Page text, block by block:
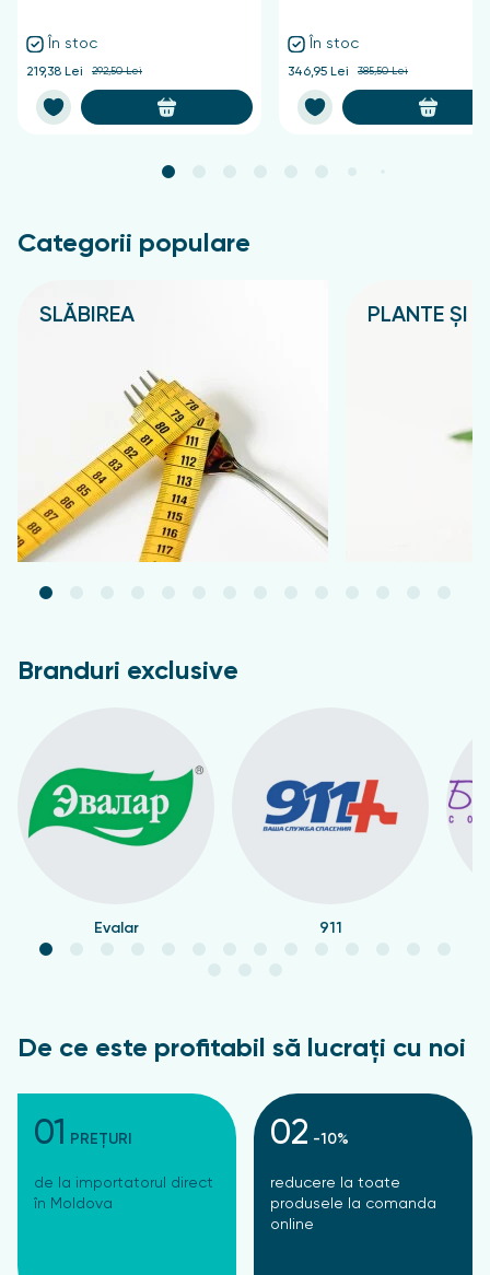
În stoc
219,38 Lei 292,50 Lei
În stoc
346,95 Lei 385,50 Lei
Categorii populare
SLĂBIREA PLANTE ȘI
Branduri exclusive
Evalar 911
De ce este profitabil să lucrați cu noi
01 PREȚURI
de la importatorul direct
în Moldova
02 -10%
reducere la toate
produsele la comanda
online